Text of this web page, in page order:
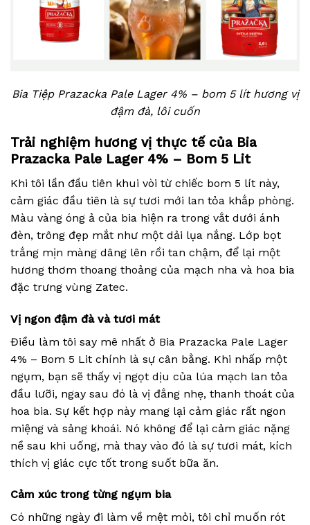
Bia Tiệp Prazacka Pale Lager 4% – bom 5 lít hương vị
đậm đà, lôi cuốn
Trải nghiệm hương vị thực tế của Bia
Prazacka Pale Lager 4% – Bom 5 Lit
Khi tôi lần đầu tiên khui vòi từ chiếc bom 5 lít này,
cảm giác đầu tiên là sự tươi mới lan tỏa khắp phòng.
Màu vàng óng ả của bia hiện ra trong vắt dưới ánh
đèn, trông đẹp mắt như một dải lụa nắng. Lớp bọt
trắng mịn màng dâng lên rồi tan chậm, để lại một
hương thơm thoang thoảng của mạch nha và hoa bia
đặc trưng vùng Zatec.
Vị ngon đậm đà và tươi mát
Điều làm tôi say mê nhất ở Bia Prazacka Pale Lager
4% – Bom 5 Lit chính là sự cân bằng. Khi nhấp một
ngụm, bạn sẽ thấy vị ngọt dịu của lúa mạch lan tỏa
đầu lưỡi, ngay sau đó là vị đắng nhẹ, thanh thoát của
hoa bia. Sự kết hợp này mang lại cảm giác rất ngon
miệng và sảng khoái. Nó không để lại cảm giác nặng
nề sau khi uống, mà thay vào đó là sự tươi mát, kích
thích vị giác cực tốt trong suốt bữa ăn.
Cảm xúc trong từng ngụm bia
Có những ngày đi làm về mệt mỏi, tôi chỉ muốn rót